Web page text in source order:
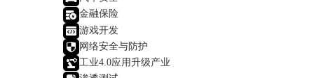
金融保险
游戏开发
网络安全与防护
工业4.0应用升级产业